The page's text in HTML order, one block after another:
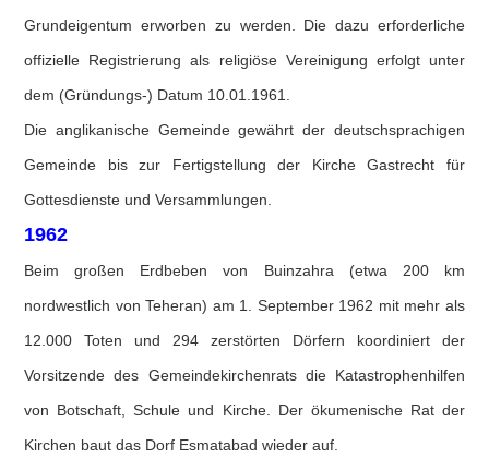
Grundeigentum erworben zu werden. Die dazu erforderliche
offizielle Registrierung als religiöse Vereinigung erfolgt unter
dem (Gründungs-) Datum 10.01.1961.
Die anglikanische Gemeinde gewährt der deutschsprachigen
Gemeinde bis zur Fertigstellung der Kirche Gastrecht für
Gottesdienste und Versammlungen.
1962
Beim großen Erdbeben von Buinzahra (etwa 200 km
nordwestlich von Teheran) am 1. September 1962 mit mehr als
12.000 Toten und 294 zerstörten Dörfern koordiniert der
Vorsitzende des Gemeindekirchenrats die Katastrophenhilfen
von Botschaft, Schule und Kirche. Der ökumenische Rat der
Kirchen baut das Dorf Esmatabad wieder auf.